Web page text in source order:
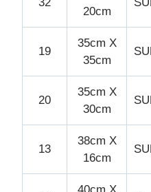
20cm
19
35cm X
35cm
20
35cm X
30cm
13
38cm X
16cm